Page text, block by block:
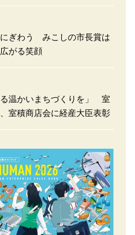
にぎわう みこしの市長賞は
がる笑顔
る温かいまちづくりを」 室
室積商店会に経産大臣表彰